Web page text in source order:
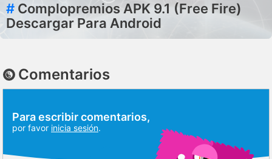
# Complopremios APK 9.1 (Free Fire)
Descargar Para Android
Comentarios
Para escribir comentarios,
por favor inicia sesión.